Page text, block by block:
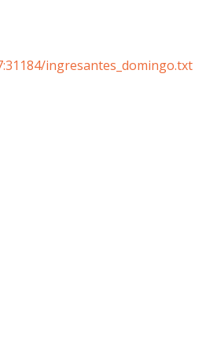
ingresantes_domingo.txt